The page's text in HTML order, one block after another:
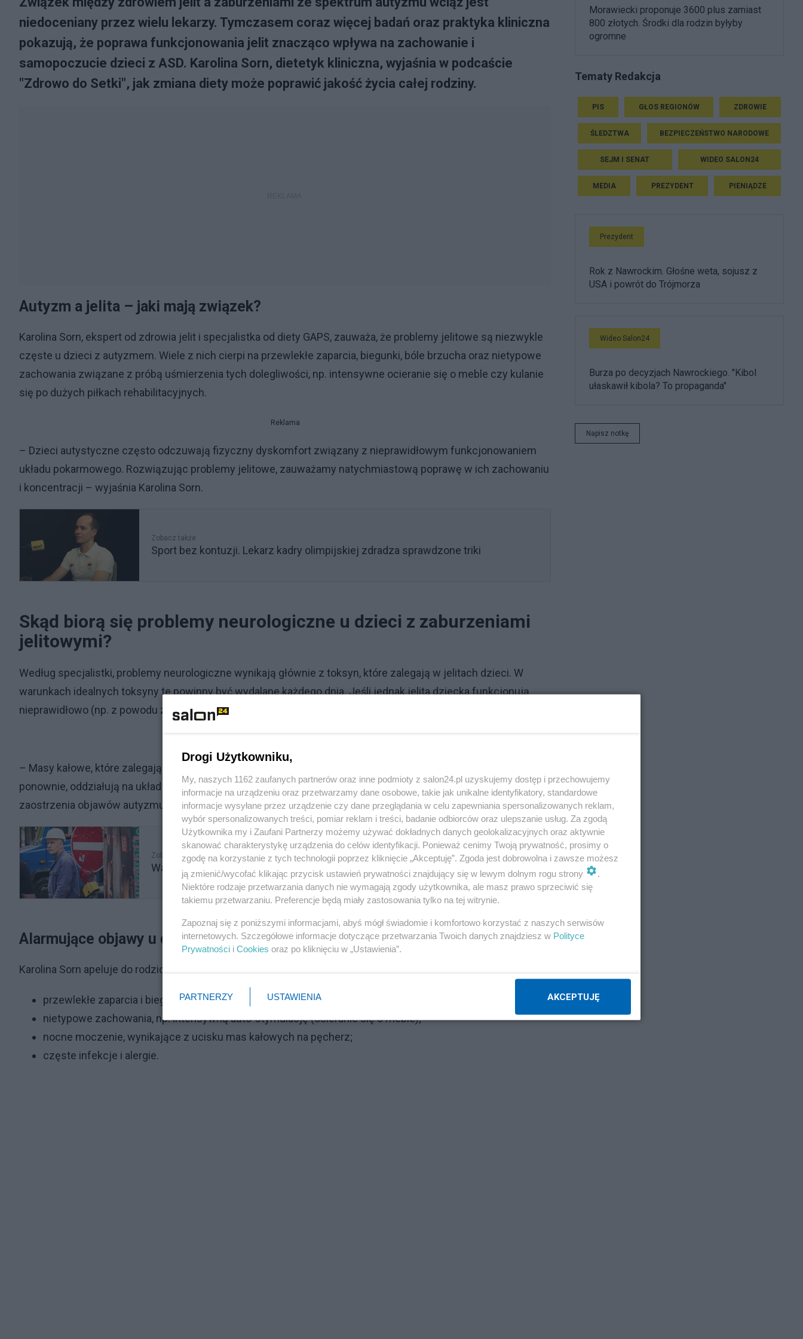
niedoceniany przez wielu lekarzy. Tymczasem coraz więcej badań oraz praktyka kliniczna
pokazują, że poprawa funkcjonowania jelit znacząco wpływa na zachowanie i
samopoczucie dzieci z ASD. Karolina Sorn, dietetyk kliniczna, wyjaśnia w podcaście
"Zdrowo do Setki", jak zmiana diety może poprawić jakość życia całej rodziny.
Autyzm a jelita – jaki mają związek?
Karolina Sorn, ekspert od zdrowia jelit i specjalistka od diety GAPS, zauważa, że problemy jelitowe są niezwykle
częste u dzieci z autyzmem. Wiele z nich cierpi na przewlekłe zaparcia, biegunki, bóle brzucha oraz nietypowe
zachowania związane z próbą uśmierzenia tych dolegliwości, np. intensywne ocieranie się o meble czy kulanie
się po dużych piłkach rehabilitacyjnych.
Reklama
– Dzieci autystyczne często odczuwają fizyczny dyskomfort związany z nieprawidłowym funkcjonowaniem
układu pokarmowego. Rozwiązując problemy jelitowe, zauważamy natychmiastową poprawę w ich zachowaniu
i koncentracji – wyjaśnia Karolina Sorn.
Zobacz także
Sport bez kontuzji. Lekarz kadry olimpijskiej zdradza sprawdzone triki
Skąd biorą się problemy neurologiczne u dzieci z zaburzeniami
jelitowymi?
Według specjalistki, problemy neurologiczne wynikają głównie z toksyn, które zalegają w jelitach dzieci. W
warunkach idealnych toksyny te powinny być wydalane każdego dnia. Jeśli jednak jelita dziecka funkcjonują
nieprawidłowo (np. z powodu zaparć), toksyny są ponownie wchłaniane do organizmu.
– Masy kałowe, które zalegają w jelitach, to głównie toksyny oraz niekorzystne mikroorganizmy. Wchłaniane
ponownie, oddziałują na układ nerwowy, prowadząc do mgły mózgowej, zaburzeń koncentracji, a nawet
zaostrzenia objawów autyzmu – tłumaczy Sorn.
Zobacz także
Ważny sygnał nie tylko dla gospodarki. Chodzi o seniorów
Alarmujące objawy u dzieci – na co zwrócić uwagę?
Karolina Sorn apeluje do rodziców, by zwracali szczególną uwagę na:
przewlekłe zaparcia i biegunki;
nietypowe zachowania, np. intensywną auto-stymulację (ocieranie się o meble);
nocne moczenie, wynikające z ucisku mas kałowych na pęcherz;
częste infekcje i alergie.
Morawiecki proponuje 3600 plus zamiast
800 złotych. Środki dla rodzin byłyby
ogromne
Tematy Redakcja
PIS GŁOS REGIONÓW ZDROWIE
ŚLEDZTWA BEZPIECZEŃSTWO NARODOWE
SEJM I SENAT WIDEO SALON24
MEDIA PREZYDENT PIENIĄDZE
Prezydent
Rok z Nawrockim. Głośne weta, sojusz z
USA i powrót do Trójmorza
Wideo Salon24
Burza po decyzjach Nawrockiego. "Kibol
ułaskawił kibola? To propaganda"
Napisz notkę
Drogi Użytkowniku,
My, naszych 1162 zaufanych partnerów oraz inne podmioty z salon24.pl uzyskujemy dostęp i przechowujemy
informacje na urządzeniu oraz przetwarzamy dane osobowe, takie jak unikalne identyfikatory, standardowe
informacje wysyłane przez urządzenie czy dane przeglądania w celu zapewniania spersonalizowanych reklam,
wybór spersonalizowanych treści, pomiar reklam i treści, badanie odbiorców oraz ulepszanie usług. Za zgodą
Użytkownika my i Zaufani Partnerzy możemy używać dokładnych danych geolokalizacyjnych oraz aktywnie
skanować charakterystykę urządzenia do celów identyfikacji. Ponieważ cenimy Twoją prywatność, prosimy o
zgodę na korzystanie z tych technologii poprzez kliknięcie „Akceptuję”. Zgoda jest dobrowolna i zawsze możesz
ją zmienić/wycofać klikając przycisk ustawień prywatności znajdujący się w lewym dolnym rogu strony
.
Niektóre rodzaje przetwarzania danych nie wymagają zgody użytkownika, ale masz prawo sprzeciwić się
takiemu przetwarzaniu. Preferencje będą miały zastosowania tylko na tej witrynie.
Zapoznaj się z poniższymi informacjami, abyś mógł świadomie i komfortowo korzystać z naszych serwisów
internetowych. Szczegółowe informacje dotyczące przetwarzania Twoich danych znajdziesz w Polityce
Prywatności i Cookies oraz po kliknięciu w „Ustawienia”.
PARTNERZY USTAWIENIA AKCEPTUJĘ